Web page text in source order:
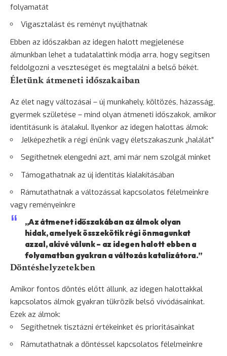
folyamatát
Vigasztalást és reményt nyújthatnak
Ebben az időszakban az idegen halott megjelenése
álmunkban lehet a tudatalattink módja arra, hogy segítsen
feldolgozni a veszteséget és megtalálni a belső békét.
Életünk átmeneti időszakaiban
Az élet nagy változásai – új munkahely, költözés, házasság,
gyermek születése – mind olyan átmeneti időszakok, amikor
identitásunk is átalakul. Ilyenkor az idegen halottas álmok:
Jelképezhetik a régi énünk vagy életszakaszunk „halálát”
Segíthetnek elengedni azt, ami már nem szolgál minket
Támogathatnak az új identitás kialakításában
Rámutathatnak a változással kapcsolatos félelmeinkre
vagy reményeinkre
„Az átmenet időszakában az álmok olyan
hidak, amelyek összekötik régi önmagunkat
azzal, akivé válunk – az idegen halott ebben a
folyamatban gyakran a változás katalizátora.”
Döntéshelyzetekben
Amikor fontos döntés előtt állunk, az idegen halottakkal
kapcsolatos álmok gyakran tükrözik belső vívódásainkat.
Ezek az álmok:
Segíthetnek tisztázni értékeinket és prioritásainkat
Rámutathatnak a döntéssel kapcsolatos félelmeinkre